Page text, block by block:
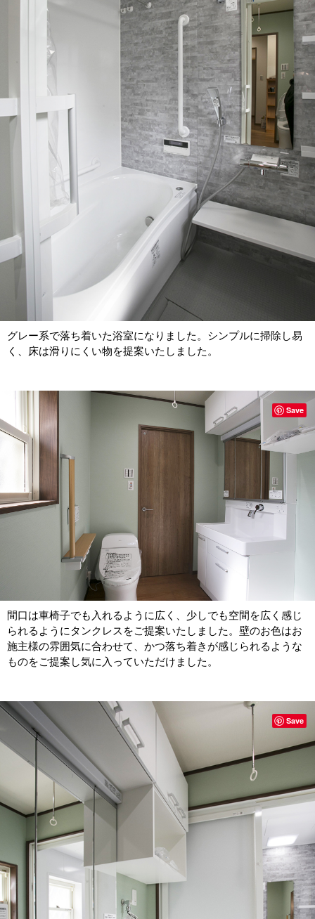
グレー系で落ち着いた浴室になりました。シンプルに掃除し易
く、床は滑りにくい物を提案いたしました。
間口は車椅子でも入れるように広く、少しでも空間を広く感じ
られるようにタンクレスをご提案いたしました。壁のお色はお
施主様の雰囲気に合わせて、かつ落ち着きが感じられるような
ものをご提案し気に入っていただけました。
Save
Save